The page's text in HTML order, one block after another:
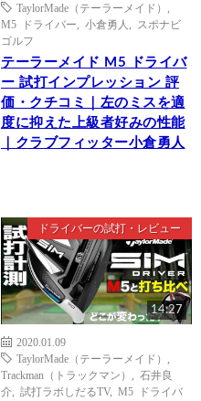
TaylorMade（テーラーメイド）
M5 ドライバー
小倉勇人
スポナビ
ゴルフ
テーラーメイド M5 ドライバ
ー 試打インプレッション 評
価・クチコミ｜左のミスを適
度に抑えた上級者好みの性能
｜クラブフィッター小倉勇人
ドライバーの試打・レビュー
14:27
2020.01.09
TaylorMade（テーラーメイド）
Trackman（トラックマン）
石井良
介
試打ラボしだるTV, M5 ドライバ